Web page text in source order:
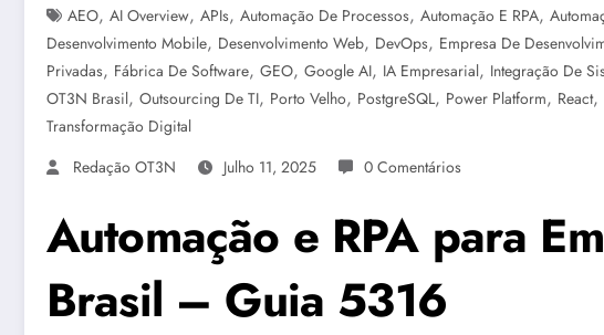
AEO, AI Overview, APIs, Automação De Processos, Automação E RPA,
Desenvolvimento Mobile, Desenvolvimento Web, DevOps, Empresa De
Privadas, Fábrica De Software, GEO, Google AI, IA Empresarial, Integração De
OT3N Brasil, Outsourcing De TI, Porto Velho, PostgreSQL, Power Platform, React,
Transformação Digital
Redação OT3N
Julho 11, 2025 0 Comentários
Automação e RPA para
Brasil – Guia 5316